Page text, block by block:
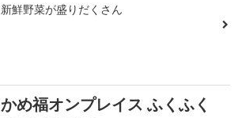
新鮮野菜が盛りだくさん
かめ福オンプレイス ふくふく